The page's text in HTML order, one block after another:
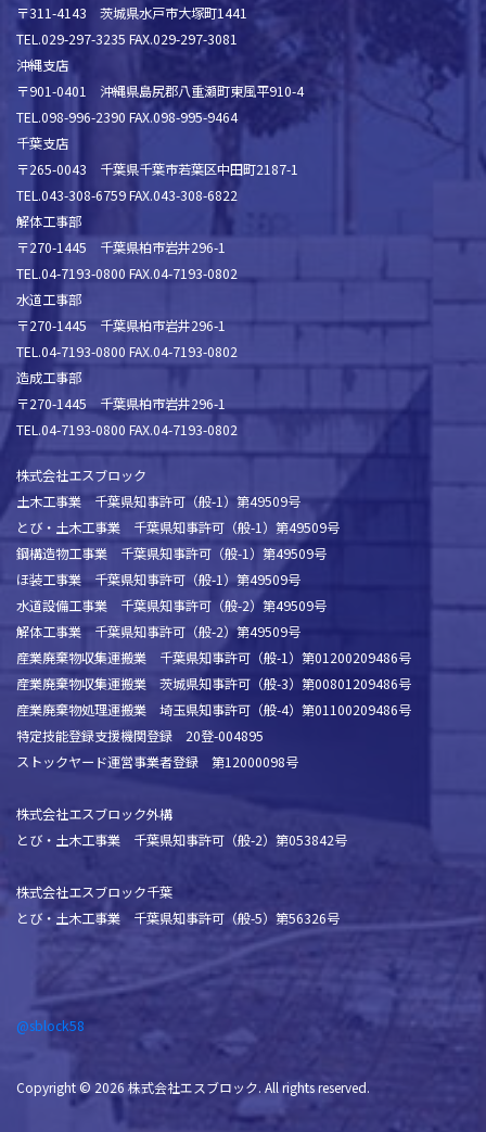
〒311-4143 茨城県水戸市大塚町1441
TEL.029-297-3235 FAX.029-297-3081
沖縄支店
〒901-0401 沖縄県島尻郡八重瀬町東風平910-4
TEL.098-996-2390 FAX.098-995-9464
千葉支店
〒265-0043 千葉県千葉市若葉区中田町2187-1
TEL.043-308-6759 FAX.043-308-6822
解体工事部
〒270-1445 千葉県柏市岩井296-1
TEL.04-7193-0800 FAX.04-7193-0802
水道工事部
〒270-1445 千葉県柏市岩井296-1
TEL.04-7193-0800 FAX.04-7193-0802
造成工事部
〒270-1445 千葉県柏市岩井296-1
TEL.04-7193-0800 FAX.04-7193-0802
株式会社エスブロック
土木工事業 千葉県知事許可（般-1）第49509号
とび・土木工事業 千葉県知事許可（般-1）第49509号
鋼構造物工事業 千葉県知事許可（般-1）第49509号
ほ装工事業 千葉県知事許可（般-1）第49509号
水道設備工事業 千葉県知事許可（般-2）第49509号
解体工事業 千葉県知事許可（般-2）第49509号
産業廃棄物収集運搬業 千葉県知事許可（般-1）第01200209486号
産業廃棄物収集運搬業 茨城県知事許可（般-3）第00801209486号
産業廃棄物処理運搬業 埼玉県知事許可（般-4）第01100209486号
特定技能登録支援機関登録 20登-004895
ストックヤード運営事業者登録 第12000098号
株式会社エスブロック外構
とび・土木工事業 千葉県知事許可（般-2）第053842号
株式会社エスブロック千葉
とび・土木工事業 千葉県知事許可（般-5）第56326号
@sblock58
Copyright © 2026 株式会社エスブロック. All rights reserved.